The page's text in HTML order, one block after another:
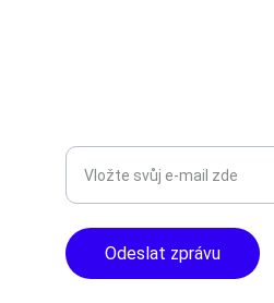
Odeslat zprávu